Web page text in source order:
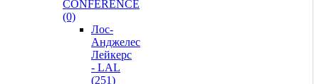
CONFERENCE
(0)
Лос-
Анджелес
Лейкерс
- LAL
(251)